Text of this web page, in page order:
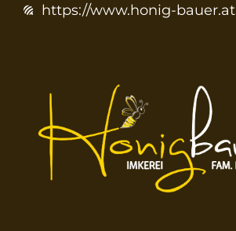
https://www.honig-bauer.at